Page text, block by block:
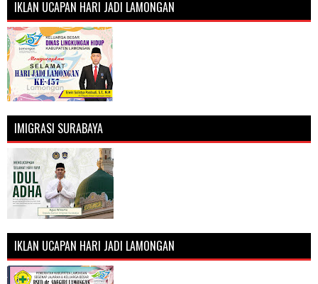
IKLAN UCAPAN HARI JADI LAMONGAN
IMIGRASI SURABAYA
IKLAN UCAPAN HARI JADI LAMONGAN